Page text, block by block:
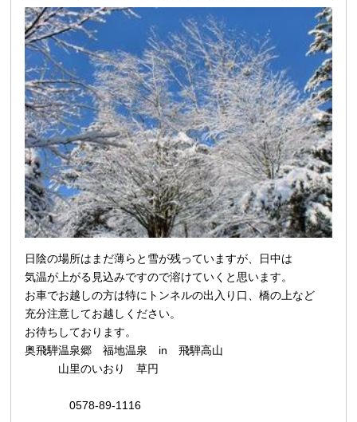
日陰の場所はまだ薄らと雪が残っていますが、日中は
気温が上がる見込みですので溶けていくと思います。
お車でお越しの方は特にトンネルの出入り口、橋の上など
充分注意してお越しください。
お待ちしております。
奥飛騨温泉郷 福地温泉 in 飛騨高山
山里のいおり 草円
0578-89-1116